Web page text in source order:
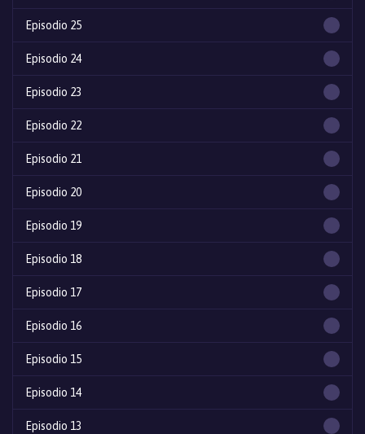
Episodio 25
Episodio 24
Episodio 23
Episodio 22
Episodio 21
Episodio 20
Episodio 19
Episodio 18
Episodio 17
Episodio 16
Episodio 15
Episodio 14
Episodio 13